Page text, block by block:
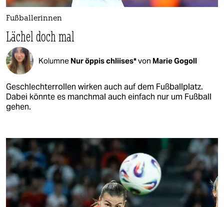
Fußballerinnen
Lächel doch mal
Kolumne Nur öppis chliises*von Marie Gogoll
Geschlechterrollen wirken auch auf dem Fußballplatz.
Dabei könnte es manchmal auch einfach nur um Fußball
gehen.